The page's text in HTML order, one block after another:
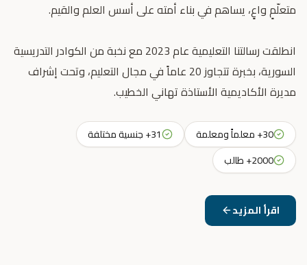
انطلقت رسالتنا التعليمية عام 2023 مع نخبة من الكوادر التدريسية
السورية، بخبرة تتجاوز 20 عاماً في مجال التعليم، وتحت إشراف
مديرة الأكاديمية الأستاذة تهاني الخطيب.
30+ معلماً ومعلمة
31+ جنسية مختلفة
2000+ طالب
اقرأ المزيد